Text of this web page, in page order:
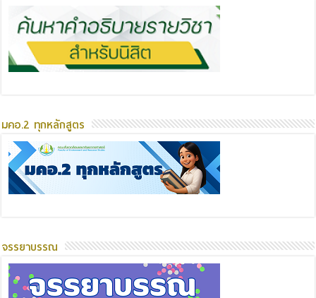
มคอ.2 ทุกหลักสูตร
จรรยาบรรณ